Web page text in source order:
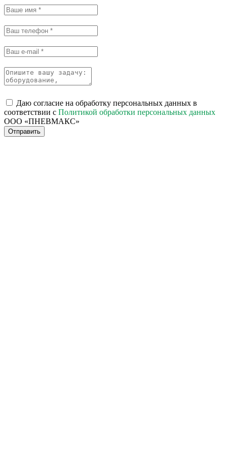
Даю согласие на обработку персональных данных в
соответствии с Политикой обработки персональных данных
ООО «ПНЕВМАКС»
Отправить